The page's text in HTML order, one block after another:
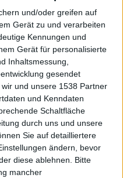
und/oder greifen auf
Gerät zu und verarbeiten
Kennungen und
Gerät für personalisierte
Inhaltsmessung,
gesendet
und unsere 1538 Partner
und Kenndaten
Schaltfläche
durch uns und unsere
Sie auf detailliertere
ändern, bevor
diese ablehnen.
Bitte
mancher
Main
Berlin
/ UK Summer Tour 2026 in